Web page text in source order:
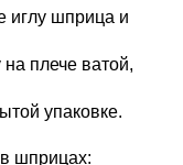
иглу шприца и
плече ватой,
упаковке.
шприцах: